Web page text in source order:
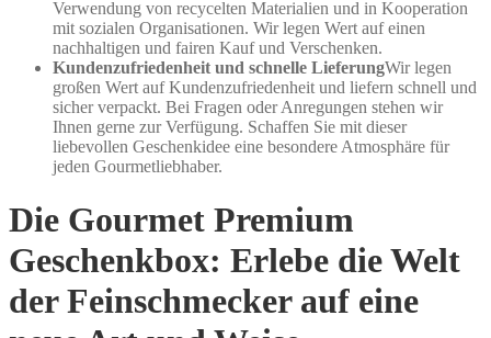
Verwendung von recycelten Materialien und in Kooperation
mit sozialen Organisationen. Wir legen Wert auf einen
nachhaltigen und fairen Kauf und Verschenken.
Kundenzufriedenheit und schnelle LieferungWir legen
großen Wert auf Kundenzufriedenheit und liefern schnell und
sicher verpackt. Bei Fragen oder Anregungen stehen wir
Ihnen gerne zur Verfügung. Schaffen Sie mit dieser
liebevollen Geschenkidee eine besondere Atmosphäre für
jeden Gourmetliebhaber.
Die Gourmet Premium
Geschenkbox: Erlebe die Welt
der Feinschmecker auf eine